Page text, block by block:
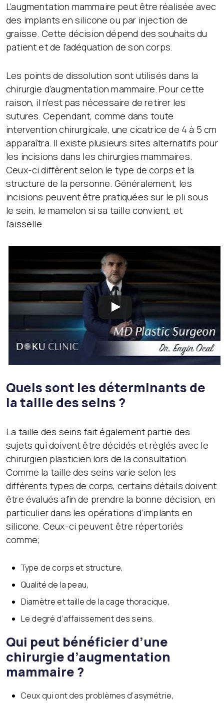
L’augmentation mammaire peut être réalisée avec
des implants en silicone ou par injection de
graisse. Cette décision dépend des souhaits du
patient et de l’adéquation de son corps.
Les points de dissolution sont utilisés dans la
chirurgie d’augmentation mammaire. Pour cette
raison, il n’est pas nécessaire de retirer les
sutures. Cependant, comme dans toute
intervention chirurgicale, une cicatrice de 4 à 5 cm
apparaîtra. Il existe plusieurs sites alternatifs pour
les incisions dans les chirurgies mammaires.
Ceux-ci diffèrent selon le type de corps et la
structure de la personne. Généralement, les
incisions peuvent être pratiquées sur le pli sous
le sein, le mamelon si sa taille convient, et
l’aisselle.
Quels sont les déterminants de
la taille des seins ?
La taille des seins fait également partie des
sujets qui doivent être décidés et réglés avec le
chirurgien plasticien lors de la consultation.
Comme la taille des seins varie selon les
différents types de corps, certains détails doivent
être évalués afin de prendre la bonne décision, en
particulier dans les opérations d’implants en
silicone. Ceux-ci peuvent être répertoriés
comme;
Type de corps et structure,
Qualité de la peau,
Diamètre et taille de la cage thoracique,
Le degré d’affaissement des seins.
Qui peut bénéficier d’une
chirurgie d’augmentation
mammaire ?
Ceux qui ont des problèmes d’asymétrie,